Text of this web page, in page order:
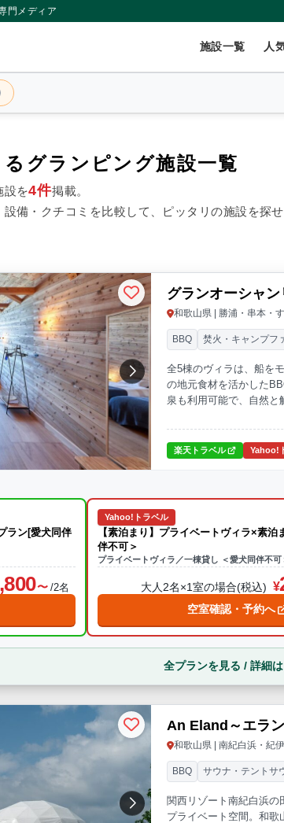
門メディア
施設一覧 人
れ 大人数(グループ)
ペット連れ
コットンテント コテージ・ロッジ バンガロー・
ティ
・テントサウナ 焚火・キャンプファイヤー 手持ち
内 駅から送迎あり
グランピング施設一覧
設を4件掲載。
備・クチコミを比較して、ピッタリの施設を探せ
グランオーシャ
和歌山県 | 勝浦・串本・
全5棟のヴィラは、船を
の地元食材を活かした
泉も利用可能で、自然と
チェックインより愛犬同
さい。
BBQ 焚火・キャンプフ
楽天トラベル Yahoo!
ラン[愛犬同伴
/2名
Yahoo!トラベル
【素泊まり】プライベートヴィラ×素泊
伴不可＞
プライベートヴィラ／一棟貸し ＜愛犬同伴不可
大人2名×1室の場合(税込)
空室確認・予約へ
全プランを見る / 詳細
An Eland～エラ
和歌山県 | 南紀白浜・紀
関西リゾート南紀白浜の
プライベート空間。和
BBQ サウナ・テントサ